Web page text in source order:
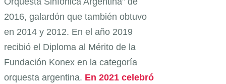
2016, galardón que también obtuvo
en 2014 y 2012. En el año 2019
recibió el Diploma al Mérito de la
Fundación Konex en la categoría
orquesta argentina. En 2021 celebró